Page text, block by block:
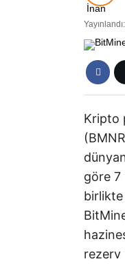
Kripto
göre 7
birlikte
rezerv